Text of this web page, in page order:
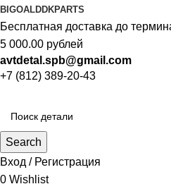
BIGOALDDKPARTS
Бесплатная доставка до
5 000.00 рублей
avtdetal.spb@gmail.com
+7 (812) 389-20-43
Search
Вход / Регистрация
0 Wishlist